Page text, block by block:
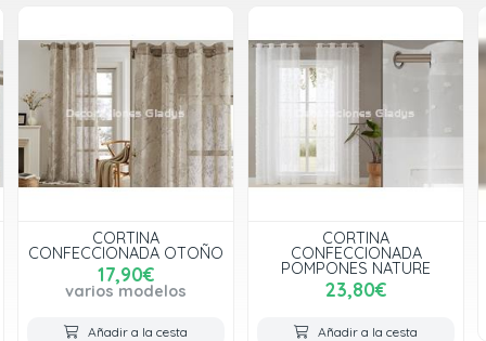
CORTINA
CONFECCIONADA OTOÑO
17,90€
varios modelos
Añadir a la cesta
CORTINA
CONFECCIONADA
POMPONES NATURE
23,80€
Añadir a la cesta